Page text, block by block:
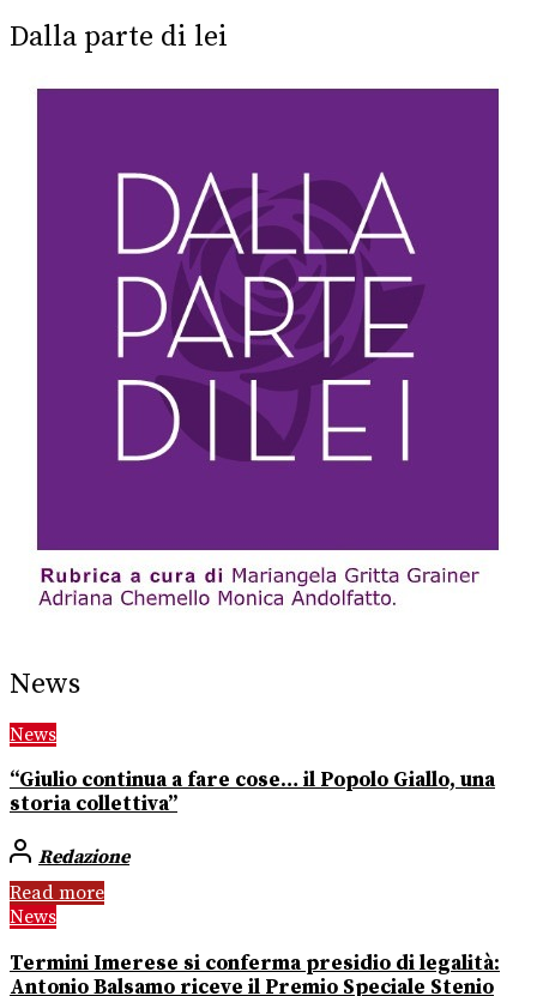
Dalla parte di lei
News
News
“Giulio continua a fare cose… il Popolo Giallo, una
storia collettiva”
Redazione
Read more
News
Termini Imerese si conferma presidio di legalità:
Antonio Balsamo riceve il Premio Speciale Stenio